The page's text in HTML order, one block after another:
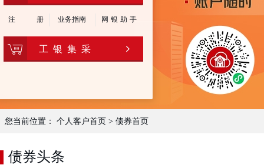
注 册 业务指南 网银助手
工 银 集 采
您当前位置： 个人客户首页 > 债券首页
债券头条